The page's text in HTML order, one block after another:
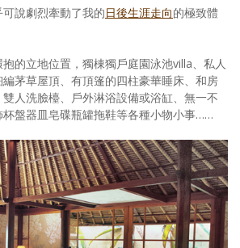
說劇烈牽動了我的日後生涯走向的極致體
的立地位置，獨棟獨戶庭園泳池villa、私人
茅草屋頂、有頂篷的四柱豪華睡床、和房
人洗臉檯、戶外淋浴設備或浴缸、無一不
盤器皿皂碟瓶罐拖鞋等各種小物小事……